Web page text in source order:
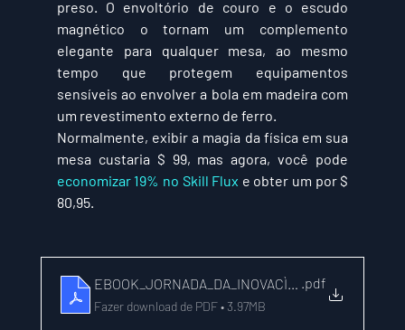
preso. O envoltório de couro e o escudo
magnético o tornam um complemento
elegante para qualquer mesa, ao mesmo
tempo que protegem equipamentos
sensíveis ao envolver a bola em madeira com
um revestimento externo de ferro.
Normalmente, exibir a magia da física em sua
economizar 19% no Skill Flux e obter um por $
80,95.
EBOOK_JORNADA_DA_INOVACÌ§AÌO.pdf
Fazer download de PDF • 3.97MB